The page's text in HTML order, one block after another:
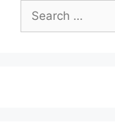
Search
for: